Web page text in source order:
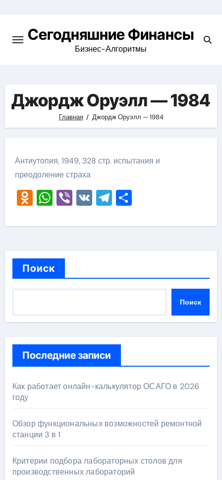
содержимомуСегодняшние Финансы
Бизнес-Алгоритмы
Джордж Оруэлл — 1984
Главная Джордж Оруэлл — 1984
Антиутопия, 1949, 328 стр. испытания и
преодоление страха
Odnoklassniki
WhatsApp
Viber
VKTelegram
Отправить
Поиск
Поиск
Последние записи
Как работает онлайн-калькулятор ОСАГО в 2026
году
Обзор функциональных возможностей ремонтной
станции 3 в 1
Критерии подбора лабораторных столов для
производственных лабораторий